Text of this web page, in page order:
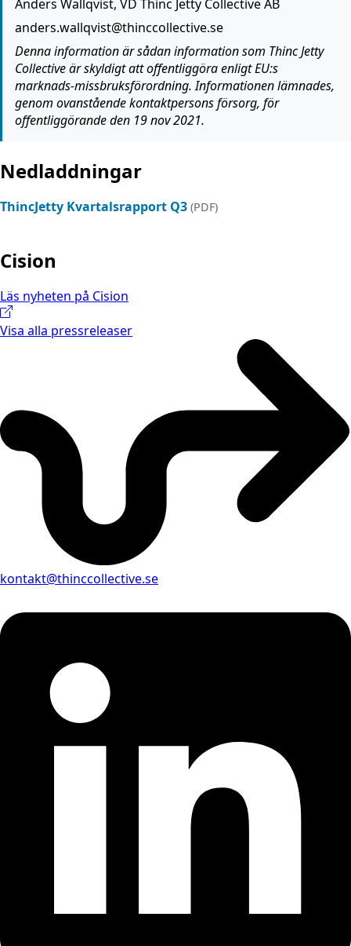
Anders Wallqvist, VD Thinc Jetty Collective AB
anders.wallqvist@thinccollective.se
Denna information är sådan information som Thinc Jetty
Collective är skyldigt att offentliggöra enligt EU:s
marknads-missbruksförordning. Informationen lämnades,
genom ovanstående kontaktpersons försorg, för
offentliggörande den 19 nov 2021.
Nedladdningar
ThincJetty Kvartalsrapport Q3 (PDF)
Cision
Läs nyheten på Cision
Visa alla pressreleaser
kontakt@thinccollective.se